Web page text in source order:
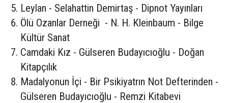
Leylan - Selahattin Demirtaş - Dipnot Yayınları
Ölü Ozanlar Derneği - N. H. Kleinbaum - Bilge
Kültür Sanat
Camdaki Kız - Gülseren Budayıcıoğlu - Doğan
Kitapçılık
Madalyonun İçi - Bir Psikiyatrın Not Defterinden -
Gülseren Budayıcıoğlu - Remzi Kitabevi